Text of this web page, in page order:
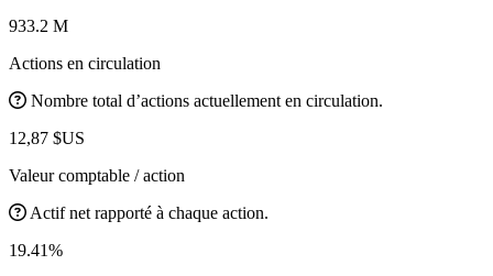
933.2 M
Actions en circulation
Nombre total d’actions actuellement en circulation.
12,87 $US
Valeur comptable / action
Actif net rapporté à chaque action.
19.41%